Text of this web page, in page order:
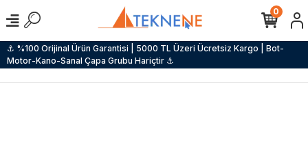
⚓ %100 Orijinal Ürün Garantisi | 5000 TL Üzeri Ücretsiz Kargo | Bot-
Motor-Kano-Sanal Çapa Grubu Hariçtir ⚓
0